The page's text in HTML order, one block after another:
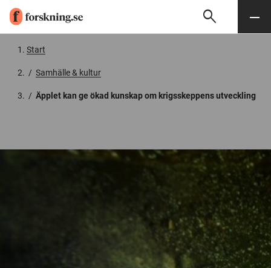
Söksearch Meny
Start
/ Samhälle & kultur
/ Äpplet kan ge ökad kunskap om krigsskeppens utveckling